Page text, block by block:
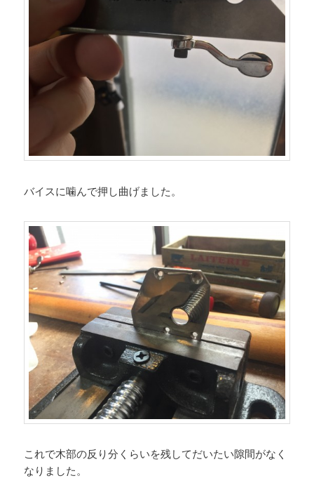
バイスに噛んで押し曲げました。
これで木部の反り分くらいを残してだいたい隙間がなく
なりました。